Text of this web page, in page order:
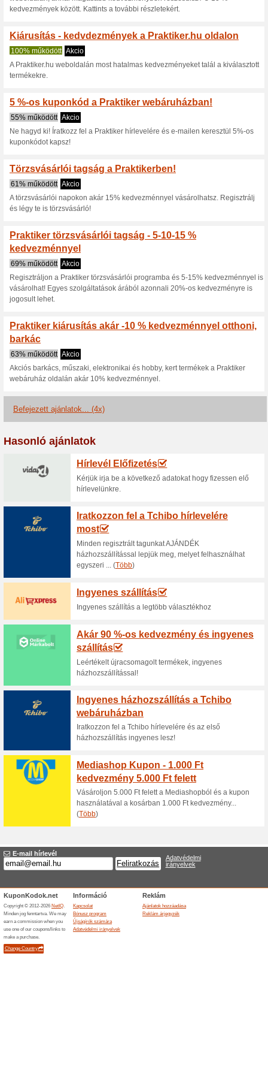
Aktuális
Praktiker Akció:
Einhell
100% működött Akcio
Praktiker Akció: Ajándék
vagy kerti gépek vásárlása
Vásárolj mindent
árakon, aká
100% működött
Vásárolj mindent ami a
kedvezményekkel a Praktiker
Praktiker -
100% működött Akcio
Tudtad, hogy ha a Praktiker
általad keresett szint, akkor
színkeverés szolgáltatását.
Praktiker -
50% működött Akcio
Legyél a Program tagja és
weboldalán, annál
kedvezmények között.
Kiárusítás -
100% működött